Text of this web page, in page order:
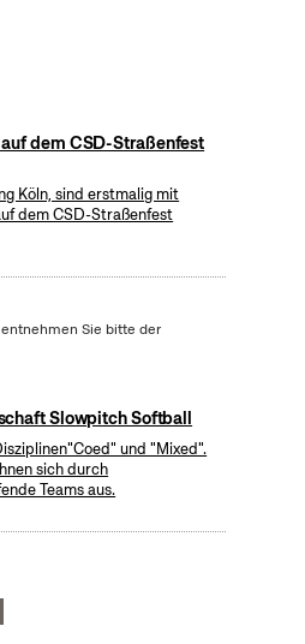
dem CSD-Straßenfest
Köln, sind erstmalig mit
dem CSD-Straßenfest
Sie bitte der
Slowpitch Softball
und "Mixed".
sich durch
Teams aus.